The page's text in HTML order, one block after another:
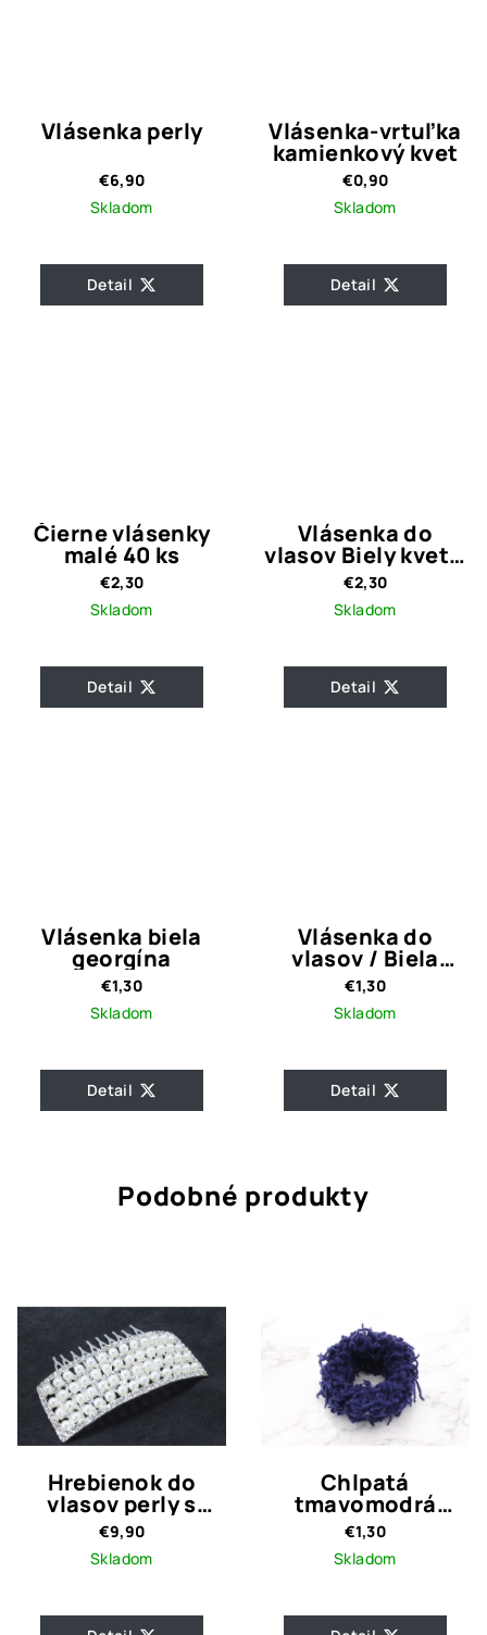
Vlásenka perly
€6,90
Skladom
Detail
Vlásenka-vrtuľka
kamienkový kvet
€0,90
Skladom
Detail
Čierne vlásenky
malé 40 ks
€2,30
Skladom
Detail
Vlásenka do
vlasov Biely kvet s
kamienkami
€2,30
Skladom
Detail
Vlásenka biela
georgína
€1,30
Skladom
Detail
Vlásenka do
vlasov / Biela
ružička
€1,30
Skladom
Detail
Podobné produkty
Hrebienok do
vlasov perly s
kamienkami
€9,90
Skladom
Chlpatá
tmavomodrá
gumička
€1,30
Skladom